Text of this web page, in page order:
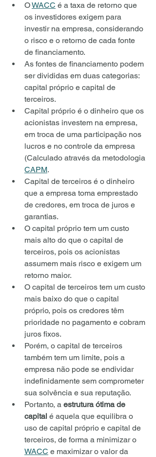
O WACC é a taxa de retorno que
os investidores exigem para
investir na empresa, considerando
o risco e o retorno de cada fonte
de financiamento.
As fontes de financiamento podem
ser divididas em duas categorias:
capital próprio e capital de
terceiros.
Capital próprio é o dinheiro que os
acionistas investem na empresa,
em troca de uma participação nos
lucros e no controle da empresa
(Calculado através da metodologia
CAPM.
Capital de terceiros é o dinheiro
que a empresa toma emprestado
de credores, em troca de juros e
garantias.
O capital próprio tem um custo
mais alto do que o capital de
terceiros, pois os acionistas
assumem mais risco e exigem um
retorno maior.
O capital de terceiros tem um custo
mais baixo do que o capital
próprio, pois os credores têm
prioridade no pagamento e cobram
juros fixos.
Porém, o capital de terceiros
também tem um limite, pois a
empresa não pode se endividar
indefinidamente sem comprometer
sua solvência e sua reputação.
Portanto, a estrutura ótima de
capital é aquela que equilibra o
uso de capital próprio e capital de
terceiros, de forma a minimizar o
WACC e maximizar o valor da